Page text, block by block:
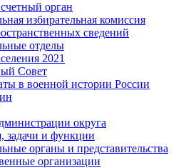
орган
избирательная комиссия
сведений
отделы
2021
Совет
в военной истории России
округа
задачи и функции
органы и представительства
организации